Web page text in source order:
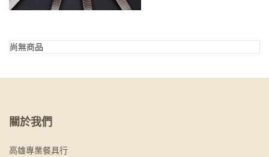
尚無商品
關於我們
高雄專業餐具行